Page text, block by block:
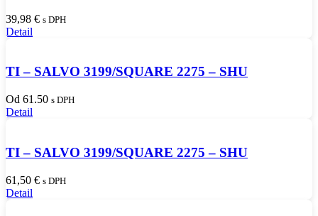
39,98 € s DPH
Detail
TI – SALVO 3199/SQUARE 2275 – SHU
Od 61.50 s DPH
Detail
TI – SALVO 3199/SQUARE 2275 – SHU
61,50 € s DPH
Detail